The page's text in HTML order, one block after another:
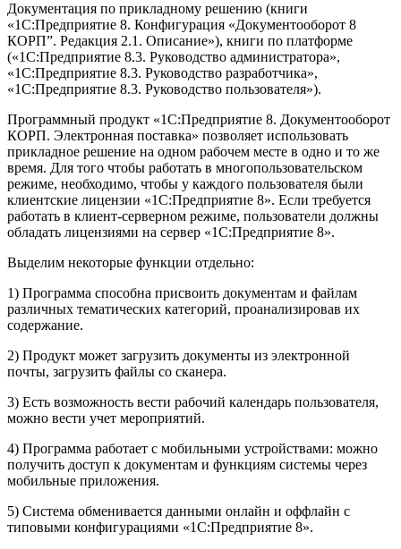
Документация по прикладному решению (книги
«1С:Предприятие 8. Конфигурация «Документооборот 8
КОРП”. Редакция 2.1. Описание»), книги по платформе
(«1С:Предприятие 8.3. Руководство администратора»,
«1С:Предприятие 8.3. Руководство разработчика»,
«1С:Предприятие 8.3. Руководство пользователя»).
Программный продукт «1С:Предприятие 8. Документооборот
КОРП. Электронная поставка» позволяет использовать
прикладное решение на одном рабочем месте в одно и то же
время. Для того чтобы работать в многопользовательском
режиме, необходимо, чтобы у каждого пользователя были
клиентские лицензии «1С:Предприятие 8». Если требуется
работать в клиент-серверном режиме, пользователи должны
обладать лицензиями на сервер «1С:Предприятие 8».
Выделим некоторые функции отдельно:
1) Программа способна присвоить документам и файлам
различных тематических категорий, проанализировав их
содержание.
2) Продукт может загрузить документы из электронной
почты, загрузить файлы со сканера.
3) Есть возможность вести рабочий календарь пользователя,
можно вести учет мероприятий.
4) Программа работает с мобильными устройствами: можно
получить доступ к документам и функциям системы через
мобильные приложения.
5) Система обменивается данными онлайн и оффлайн с
типовыми конфигурациями «1C:Предприятие 8».